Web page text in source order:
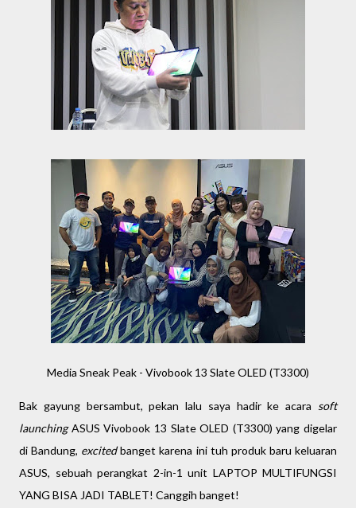
Media Sneak Peak - Vivobook 13 Slate OLED (T3300)
Bak gayung bersambut, pekan lalu saya hadir ke acara soft
launchingASUS Vivobook 13 Slate OLED (T3300) yang digelar
di Bandung, excitedbanget karena ini tuh produk baru keluaran
ASUS, sebuah perangkat 2-in-1 unit LAPTOP MULTIFUNGSI
YANG BISA JADI TABLET! Canggih banget!